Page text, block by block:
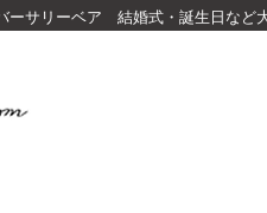
ーサリーベア 結婚式・誕生日な